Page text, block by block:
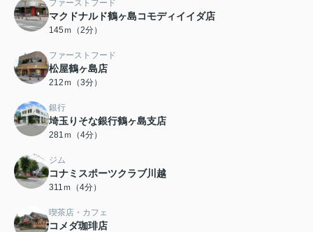
ファーストフード
マクドナルド鶴ヶ島コモディイイダ店
145ｍ（2分）
ファーストフード
松屋鶴ヶ島店
212ｍ（3分）
銀行
埼玉りそな銀行鶴ヶ島支店
281ｍ（4分）
ジム
コナミスポーツクラブ川越
311ｍ（4分）
喫茶店・カフェ
コメダ珈琲店